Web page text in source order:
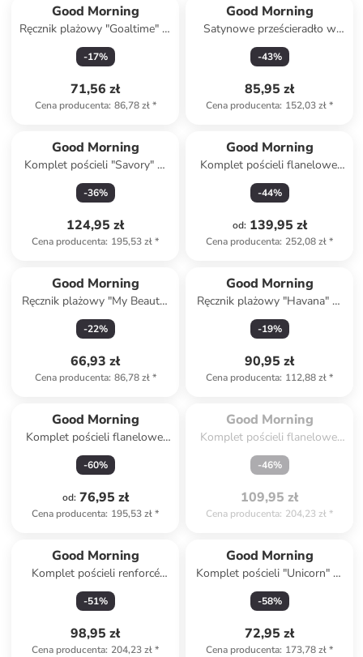
Good Morning
Ręcznik plażowy "Goaltime" w
kolorze zielonym
-17%
71,56 zł
Cena producenta: 86,78 zł*
Good Morning
Satynowe prześcieradło w
kolorze szarym na gumce
-43%
85,95 zł
Cena producenta: 152,03 zł*
Good Morning
Komplet pościeli "Savory" w
kolorze zielonym ze wzorem
-36%
124,95 zł
Cena producenta: 195,53 zł*
Good Morning
Komplet pościeli flanelowej
"Winter Sand" w kolorze
beżowym
-44%
od: 139,95 zł
Cena producenta: 252,08 zł*
Good Morning
Ręcznik plażowy "My Beauty"
w kolorze niebieskim
-22%
66,93 zł
Cena producenta: 86,78 zł*
Good Morning
Ręcznik plażowy "Havana" w
kolorze niebiesko-zielono-
beżowym
-19%
90,95 zł
Cena producenta: 112,88 zł*
Good Morning
Komplet pościeli flanelowej
"Gabin" w kolorze niebiesko-
białym
-60%
od: 76,95 zł
Cena producenta: 195,53 zł*
Wyprzedane
Good Morning
Komplet pościeli flanelowej
"Dino" ze wzorem
-46%
109,95 zł
Cena producenta: 204,23 zł*
Good Morning
Komplet pościeli renforcé
"Astra" w kolorze biało-
błękitno-żółtym
-51%
98,95 zł
Cena producenta: 204,23 zł*
Good Morning
Komplet pościeli "Unicorn" w
kolorze zielono-różowym
-58%
72,95 zł
Cena producenta: 173,78 zł*